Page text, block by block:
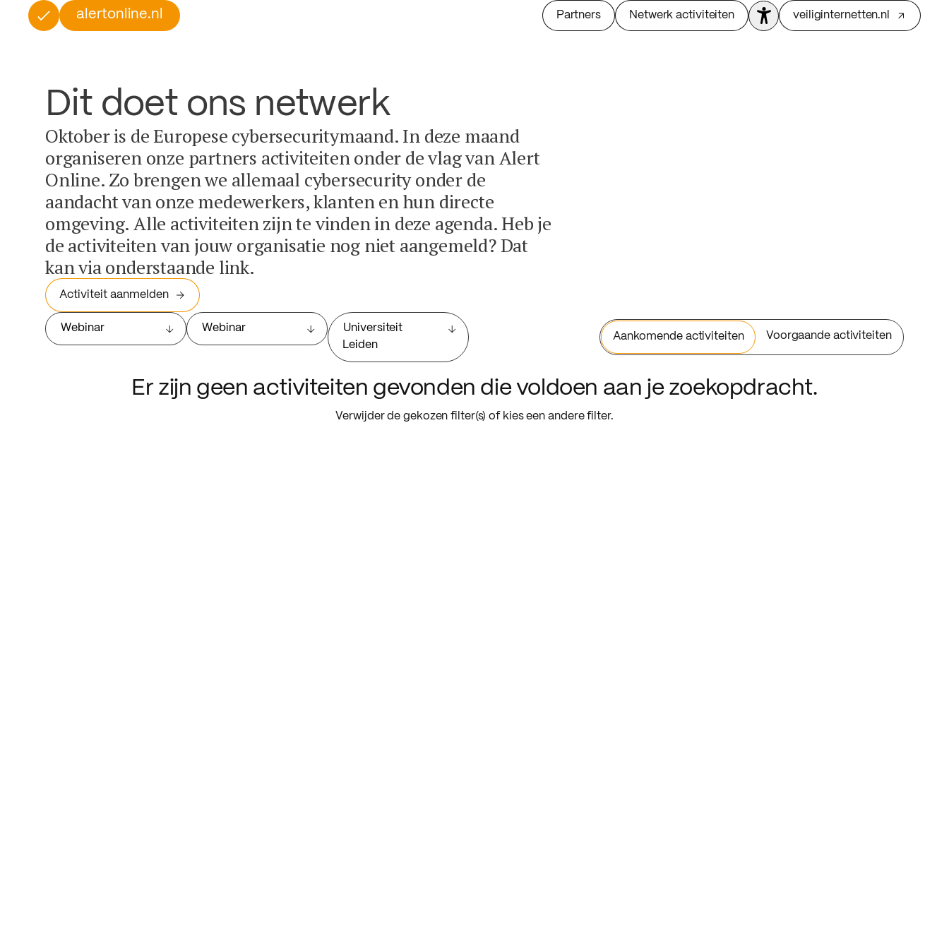
alertonline.nl Partners Netwerk activiteiten veiliginternetten.nl
Dit doet ons netwerk
Oktober is de Europese cybersecuritymaand. In deze maand
organiseren onze partners activiteiten onder de vlag van Alert
Online. Zo brengen we allemaal cybersecurity onder de
aandacht van onze medewerkers, klanten en hun directe
omgeving. Alle activiteiten zijn te vinden in deze agenda. Heb je
de activiteiten van jouw organisatie nog niet aangemeld? Dat
kan via onderstaande link.
Activiteit aanmelden
Webinar Webinar
Universiteit
Leiden
Aankomende activiteiten Voorgaande activiteiten
Er zijn geen activiteiten gevonden die voldoen aan je zoekopdracht.
Verwijder de gekozen filter(s) of kies een andere filter.